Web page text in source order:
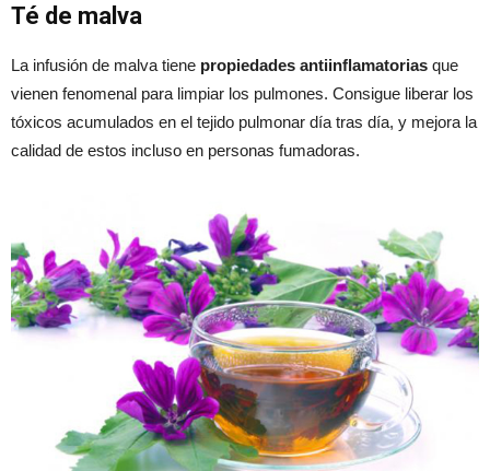
Té de malva
La infusión de malva tiene propiedades antiinflamatorias que
vienen fenomenal para limpiar los pulmones. Consigue liberar los
tóxicos acumulados en el tejido pulmonar día tras día, y mejora la
calidad de estos incluso en personas fumadoras.